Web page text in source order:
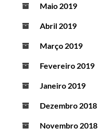
Maio 2019
Abril 2019
Março 2019
Fevereiro 2019
Janeiro 2019
Dezembro 2018
Novembro 2018